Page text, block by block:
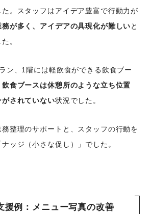
。スタッフはアイデア豊富で行動力が
務が多く、アイデアの具現化が難しいと
。
ン、1階には軽飲食ができる飲食ブー
飲食ブースは休憩所のような立ち位置
されていない状況でした。
整理のサポートと、スタッフの行動を
ッジ（小さな促し）」でした。
援例：メニュー写真の改善